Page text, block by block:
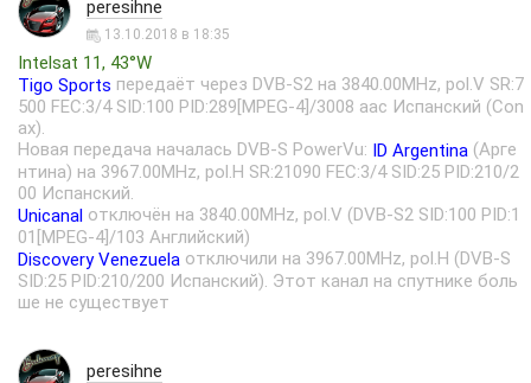
peresihne
13.10.2018 в 18:35
Intelsat 11, 43°W
Tigo Sports передаёт через DVB-S2 на 3840.00MHz, pol.V SR:7
500 FEC:3/4 SID:100 PID:289[MPEG-4]/3008 aac Испанский (Con
ax).
Новая передача началась DVB-S PowerVu: ID Argentina (Арге
нтина) на 3967.00MHz, pol.H SR:21090 FEC:3/4 SID:25 PID:210/2
00 Испанский.
Unicanal отключён на 3840.00MHz, pol.V (DVB-S2 SID:100 PID:1
01[MPEG-4]/103 Английский)
Discovery Venezuela отключили на 3967.00MHz, pol.H (DVB-S
SID:25 PID:210/200 Испанский). Этот канал на спутнике боль
ше не существует
peresihne